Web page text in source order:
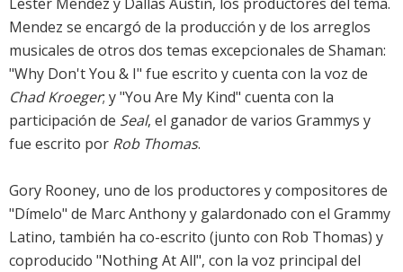
Mendez se encargó de la producción y de los arreglos
musicales de otros dos temas excepcionales de Shaman:
"Why Don't You & I" fue escrito y cuenta con la voz de
Chad Kroeger; y "You Are My Kind" cuenta con la
participación de Seal, el ganador de varios Grammys y
fue escrito por Rob Thomas.
Gory Rooney, uno de los productores y compositores de
"Dímelo" de Marc Anthony y galardonado con el Grammy
Latino, también ha co-escrito (junto con Rob Thomas) y
coproducido "Nothing At All", con la voz principal del